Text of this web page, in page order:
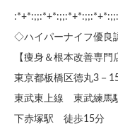
◇ハイパーナイフ優良
【痩身＆根本改善専門
東京都板橋区徳丸3－
東武東上線 東武練
下赤塚駅 徒歩15分